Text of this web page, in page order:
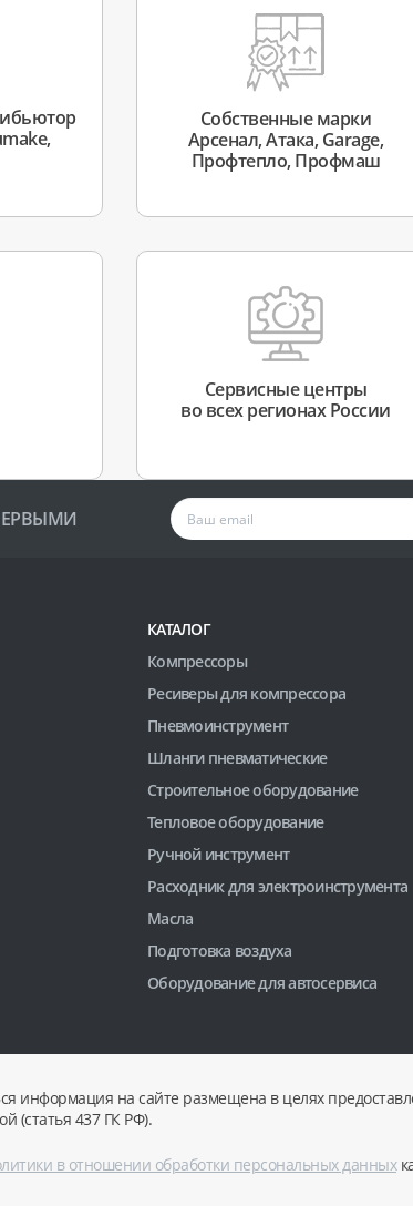
Собственные марки
Арсенал, Атака, Garage,
Профтепло, Профмаш
Сервисные центры
во всех регионах России
КАТАЛОГ
Компрессоры
Ресиверы для компрессора
Пневмоинструмент
Шланги пневматические
Строительное оборудование
Тепловое оборудование
Ручной инструмент
Расходник для электроинструмента
Масла
Подготовка воздуха
Оборудование для автосервиса
информация на сайте размещена в целях
(статья 437 ГК РФ).
в отношении обработки персональных данных